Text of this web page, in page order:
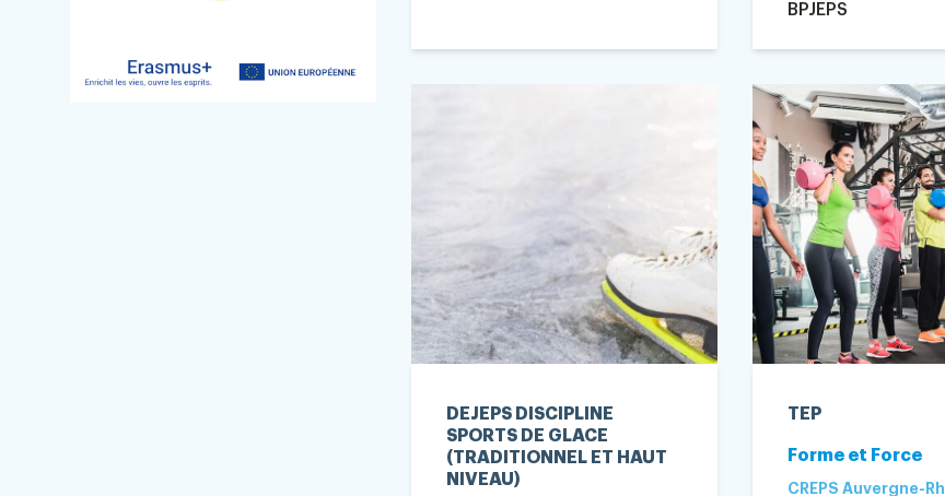
BPJEPS
DEJEPS DISCIPLINE
SPORTS DE GLACE
(TRADITIONNEL ET HAUT
NIVEAU)
TEP
Forme et Force
CREPS Auvergne-